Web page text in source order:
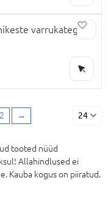
varrukatega
→ 24
tooted nüüd
Allahindlused ei
Kauba kogus on piiratud.